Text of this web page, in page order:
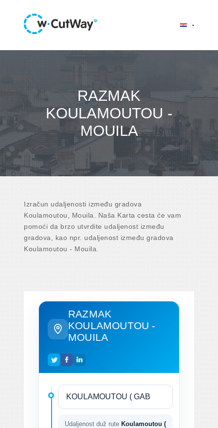
RAZMAK
KOULAMOUTOU -
MOUILA
Izračun udaljenosti između gradova
Koulamoutou, Mouila. Naša Karta cesta će vam
pomoći da brzo utvrdite udaljenost između
gradova, kao npr. udaljenost između gradova
Koulamoutou - Mouila.
RAZMAK
KOULAMOUTOU -
MOUILA
Udaljenost duž rute Koulamoutou (